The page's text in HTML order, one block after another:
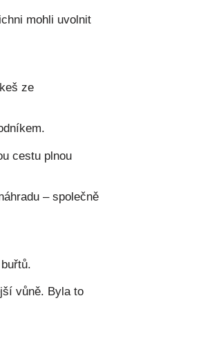
mohli uvolnit
ze
cestu plnou
– společně
vůně. Byla to